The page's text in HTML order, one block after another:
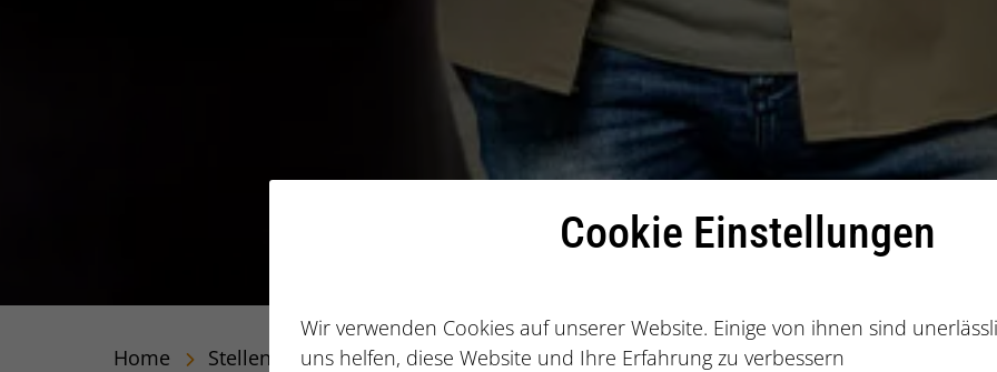
Home Stellenangebote Geschäftsführer Vertrieb (m/w/d)
Cookie Einstellungen
Wir verwenden Cookies auf unserer Website. Einige von ihnen sind
uns helfen, diese Website und Ihre Erfahrung zu verbessern